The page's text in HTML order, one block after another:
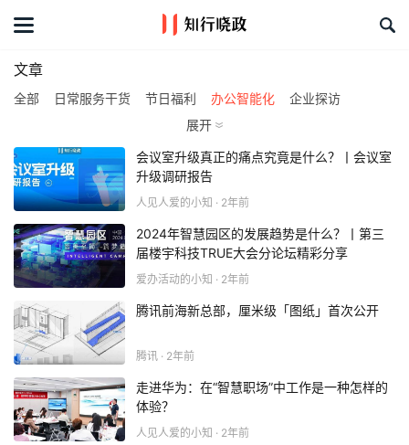
首页
文章
资料库
服务商
礼品创意库
关于我们
登录
文章
全部 日常服务干货 节日福利 办公智能化
企业探访
活动干货
企业文化
活动策划 采购管理 员工餐饮 IT管理
AI提效
其他
展开
会议室升级真正的痛点究竟是什么？丨会议室
升级调研报告
人见人爱的小知 · 2年前
2024年智慧园区的发展趋势是什么？丨第三
届楼宇科技TRUE大会分论坛精彩分享
爱办活动的小知 · 2年前
腾讯前海新总部，厘米级「图纸」首次公开
腾讯 · 2年前
走进华为：在“智慧职场”中工作是一种怎样的
体验？
人见人爱的小知 · 2年前